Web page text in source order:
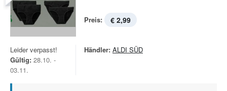
Preis: € 2,99
Leider verpasst!
Gültig: 28.10. -
03.11.
Händler: ALDI SÜD